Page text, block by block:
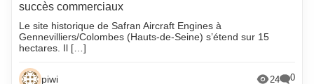
succès commerciaux
Le site historique de Safran Aircraft Engines à
Gennevilliers/Colombes (Hauts-de-Seine) s’étend sur 15
hectares. Il […]
piwi 24 0